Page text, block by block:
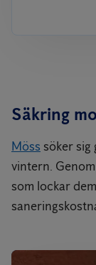
Säkring
Möss söker sig
vintern.
som lockar